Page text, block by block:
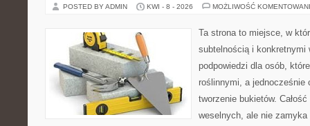
POSTED BY ADMIN KWI - 8 - 2026 MOŻLIWOŚĆ
Ta strona to miejsce, w
subtelnością i konkretnymi
podpowiedzi dla osób,
roślinnymi, a jednocześnie
tworzenie bukietów.
weselnych, ale nie zamyka